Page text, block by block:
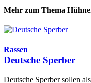
Mehr zum Thema
Rassen
Deutsche Sperber
Deutsche Sperber sollen